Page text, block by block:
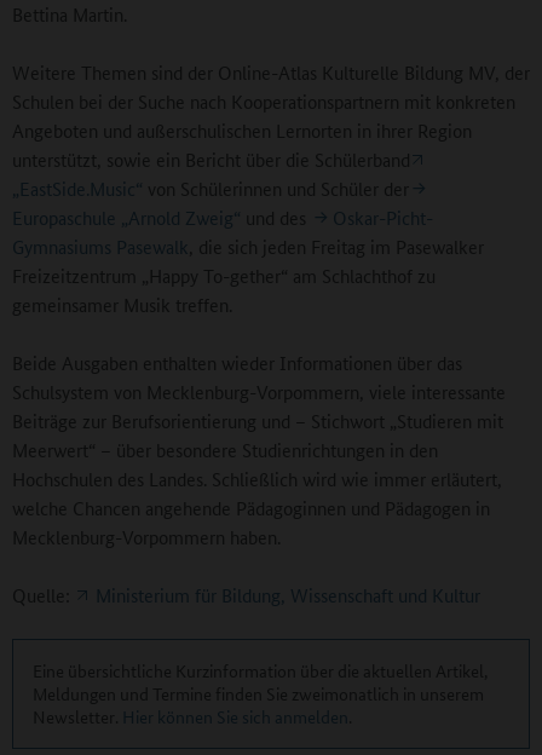
Bettina Martin.
Weitere Themen sind der Online-Atlas Kulturelle Bildung MV, der
Schulen bei der Suche nach Kooperationspartnern mit konkreten
Angeboten und außerschulischen Lernorten in ihrer Region
unterstützt, sowie ein Bericht über die Schülerband
„EastSide.Music“ von Schülerinnen und Schüler der
Europaschule „Arnold Zweig“ und des
Oskar-Picht-
Gymnasiums Pasewalk , die sich jeden Freitag im Pasewalker
Freizeitzentrum „Happy To-gether“ am Schlachthof zu
gemeinsamer Musik treffen.
Beide Ausgaben enthalten wieder Informationen über das
Schulsystem von Mecklenburg-Vorpommern, viele interessante
Beiträge zur Berufsorientierung und – Stichwort „Studieren mit
Meerwert“ – über besondere Studienrichtungen in den
Hochschulen des Landes. Schließlich wird wie immer erläutert,
welche Chancen angehende Pädagoginnen und Pädagogen in
Mecklenburg-Vorpommern haben.
Quelle: Ministerium für Bildung, Wissenschaft und Kultur
Hier können Sie sich anmelden